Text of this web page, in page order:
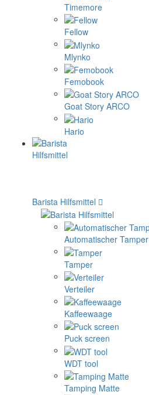
Timemore
Fellow
Mlynko
Femobook
Goat Story ARCO
Hario
Barista Hilfsmittel
Automatischer Tamper
Tamper
Verteiler
Kaffeewaage
Puck screen
WDT tool
Tamping Matte